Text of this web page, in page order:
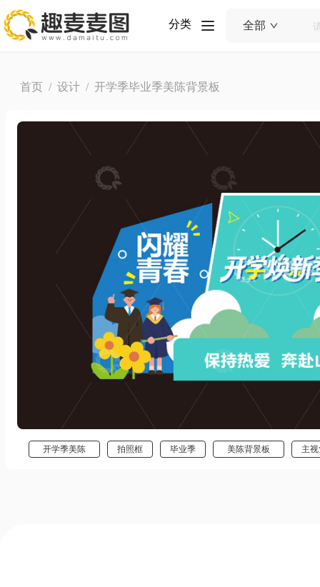
分类 全部
首页 / 设计 / 开学季毕业季美陈背景板
开学季美陈 拍照框 毕业季 美陈背景板 主